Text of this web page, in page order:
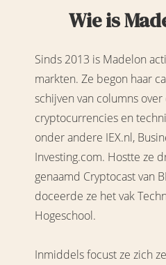
Wie is
Sinds 2013 is Madelon
markten. Ze begon haar
schijven van columns
cryptocurrencies en
onder andere IEX.nl,
Investing.com. Hostte ze
genaamd Cryptocast van
doceerde ze het vak
Hogeschool.
Inmiddels focust ze zich